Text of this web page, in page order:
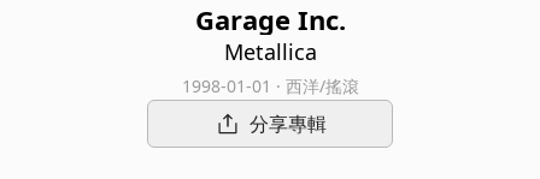
Garage Inc.
Metallica
1998-01-01 · 西洋/搖滾
分享專輯